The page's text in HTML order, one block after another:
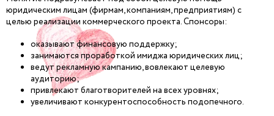
юридическим лицам (фирмам, компаниям, предприятиям) с
целью реализации коммерческого проекта. Спонсоры:
оказывают финансовую поддержку;
занимаются проработкой имиджа юридических лиц;
ведут рекламную кампанию, вовлекают целевую
аудиторию;
привлекают благотворителей на всех уровнях;
увеличивают конкурентоспособность подопечного.